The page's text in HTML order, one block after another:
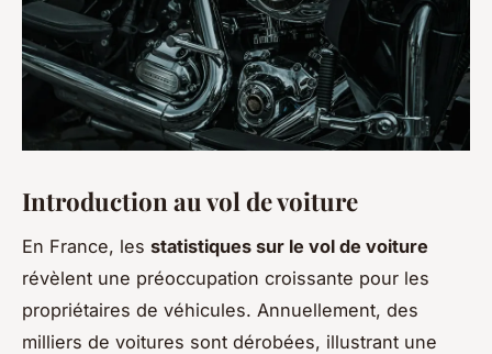
Introduction au vol de voiture
En France, les statistiques sur le vol de voiture
révèlent une préoccupation croissante pour les
propriétaires de véhicules. Annuellement, des
milliers de voitures sont dérobées, illustrant une